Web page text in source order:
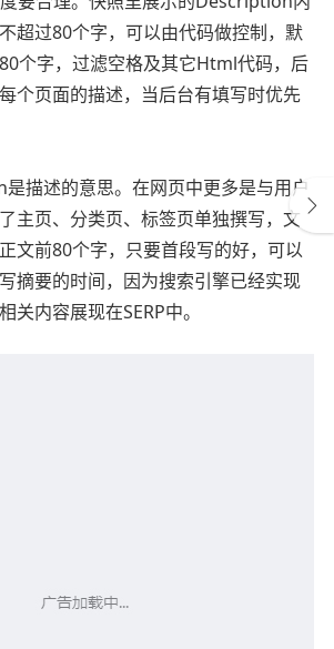
超过80个字，可以由代码做控制，默
个字，过滤空格及其它Html代码，后
个页面的描述，当后台有填写时优先
描述的意思。在网页中更多是与用户
主页、分类页、标签页单独撰写，文
文前80个字，只要首段写的好，可以
摘要的时间，因为搜索引擎已经实现
关内容展现在SERP中。